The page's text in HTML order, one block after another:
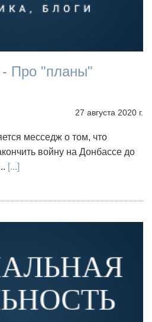
- Про "планы"
27 августа 2020 г.
месседж о том, что
войну на Донбассе до
[...]